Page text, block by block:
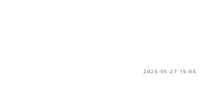
2026-05-27 15:05